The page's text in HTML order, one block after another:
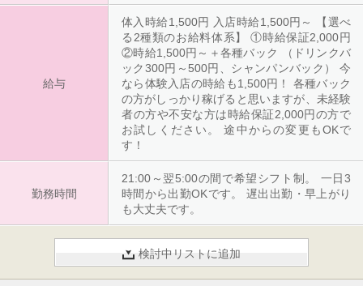
給与
体入時給1,500円 入店時給1,500円～ 【選べ
る2種類のお給料体系】 ①時給保証2,000円
②時給1,500円～＋各種バック （ドリンクバ
ック300円～500円、シャンパンバック） 今
なら体験入店の時給も1,500円！ 各種バック
の方がしっかり稼げると思いますが、未経験
者の方や不安な方は時給保証2,000円の方で
お試しください。 途中からの変更もOKで
す！
勤務時間
21:00～翌5:00の間で希望シフト制。 一日3
時間から出勤OKです。 遅出出勤・早上がり
も大丈夫です。
検討中リストに追加